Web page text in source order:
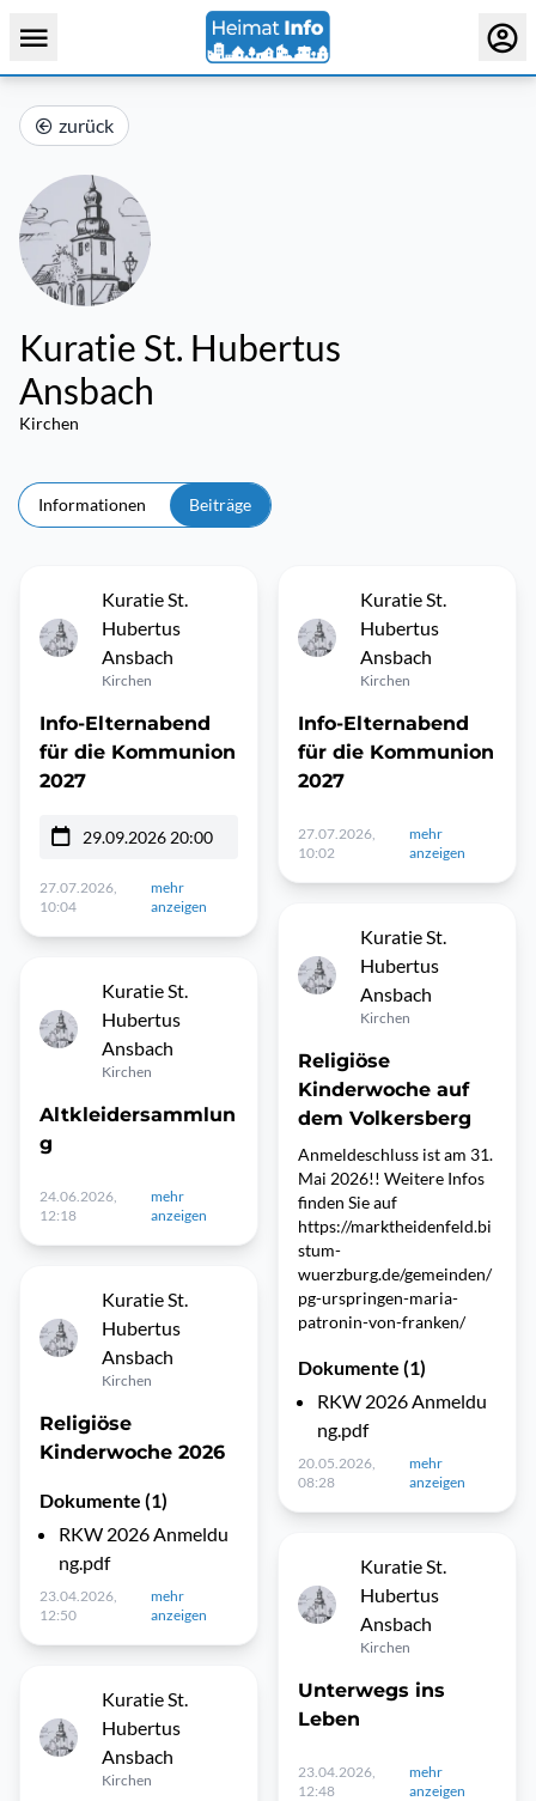
zurück
Kuratie St. Hubertus
Ansbach
Kirchen
Informationen Beiträge
Kuratie St.
Hubertus
Ansbach
Kirchen
Info-Elternabend
für die Kommunion
2027
29.09.2026 20:00
27.07.2026,
10:04
mehr
anzeigen
Kuratie St.
Hubertus
Ansbach
Kirchen
Altkleidersammlun
g
24.06.2026,
12:18
mehr
anzeigen
Kuratie St.
Hubertus
Ansbach
Kirchen
Religiöse
Kinderwoche 2026
Dokumente (1)
RKW 2026 Anmeldu
ng.pdf
23.04.2026,
12:50
mehr
anzeigen
Kuratie St.
Hubertus
Ansbach
Kirchen
Kuratie St.
Hubertus
Ansbach
Kirchen
Info-Elternabend
für die Kommunion
2027
27.07.2026,
10:02
mehr
anzeigen
Kuratie St.
Hubertus
Ansbach
Kirchen
Religiöse
Kinderwoche auf
dem Volkersberg
Anmeldeschluss ist am 31.
Mai 2026!! Weitere Infos
finden Sie auf
https://marktheidenfeld.bi
stum-
wuerzburg.de/gemeinden/
pg-urspringen-maria-
patronin-von-franken/
Dokumente (1)
RKW 2026 Anmeldu
ng.pdf
20.05.2026,
08:28
mehr
anzeigen
Kuratie St.
Hubertus
Ansbach
Kirchen
Unterwegs ins
Leben
23.04.2026,
12:48
mehr
anzeigen